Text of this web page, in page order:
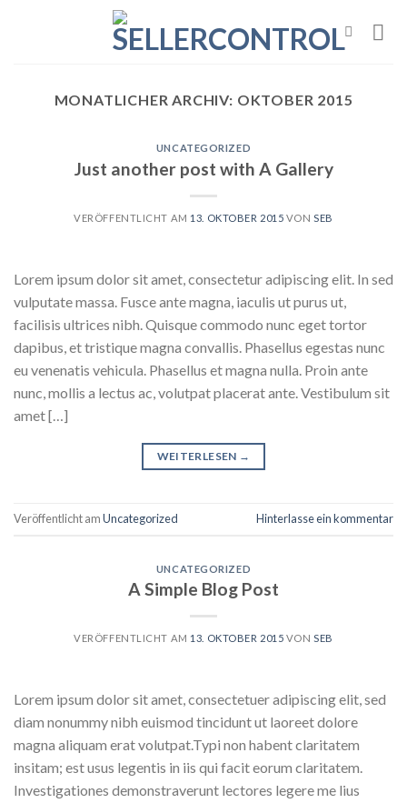
MONATLICHER ARCHIV: OKTOBER 2015
UNCATEGORIZED
Just another post with A Gallery
VERÖFFENTLICHT AM 13. OKTOBER 2015 VON SEB
Lorem ipsum dolor sit amet, consectetur adipiscing elit. In sed
vulputate massa. Fusce ante magna, iaculis ut purus ut,
facilisis ultrices nibh. Quisque commodo nunc eget tortor
dapibus, et tristique magna convallis. Phasellus egestas nunc
eu venenatis vehicula. Phasellus et magna nulla. Proin ante
nunc, mollis a lectus ac, volutpat placerat ante. Vestibulum sit
amet […]
WEITERLESEN →
Veröffentlicht amUncategorized Hinterlasse ein kommentar
UNCATEGORIZED
A Simple Blog Post
VERÖFFENTLICHT AM 13. OKTOBER 2015 VONSEB
Lorem ipsum dolor sit amet, consectetuer adipiscing elit, sed
diam nonummy nibh euismod tincidunt ut laoreet dolore
magna aliquam erat volutpat.Typi non habent claritatem
insitam; est usus legentis in iis qui facit eorum claritatem.
Investigationes demonstraverunt lectores legere me lius